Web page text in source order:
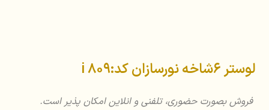
لوستر 6شاخه نورسازان کد:809 i
فروش بصورت حضوری، تلفنی و انلاین امکان پذیر است.